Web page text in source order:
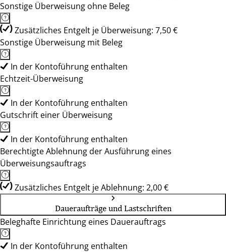
Sonstige Überweisung ohne Beleg
Zusätzliches Entgelt je Überweisung: 7,50 €
Sonstige Überweisung mit Beleg
In der Kontoführung enthalten
Echtzeit-Überweisung
In der Kontoführung enthalten
Gutschrift einer Überweisung
In der Kontoführung enthalten
Berechtigte Ablehnung der Ausführung eines
Überweisungsauftrags
Zusätzliches Entgelt je Ablehnung: 2,00 €
Daueraufträge und Lastschriften
Beleghafte Einrichtung eines Dauerauftrags
In der Kontoführung enthalten